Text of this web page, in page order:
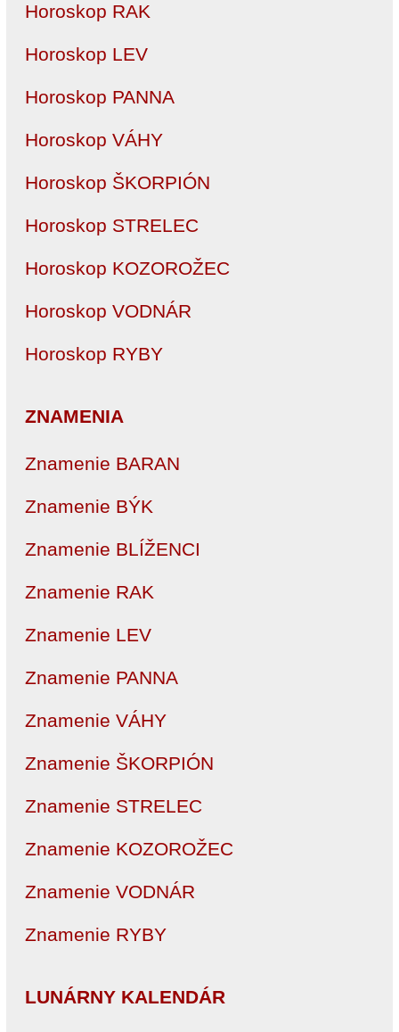
Horoskop RAK
Horoskop LEV
Horoskop PANNA
Horoskop VÁHY
Horoskop ŠKORPIÓN
Horoskop STRELEC
Horoskop KOZOROŽEC
Horoskop VODNÁR
Horoskop RYBY
ZNAMENIA
Znamenie BARAN
Znamenie BÝK
Znamenie BLÍŽENCI
Znamenie RAK
Znamenie LEV
Znamenie PANNA
Znamenie VÁHY
Znamenie ŠKORPIÓN
Znamenie STRELEC
Znamenie KOZOROŽEC
Znamenie VODNÁR
Znamenie RYBY
LUNÁRNY KALENDÁR